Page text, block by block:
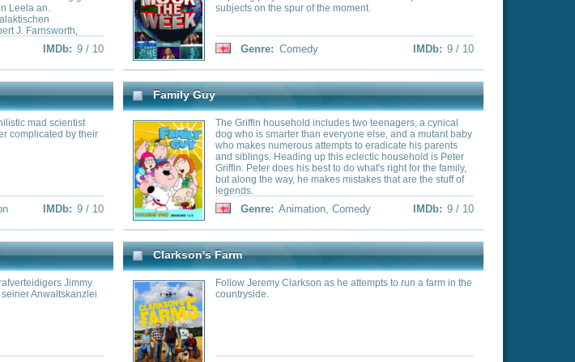
Clarkson's Farm
Follow Jeremy Clarkson as he attempts to run a farm in the
Genre: Comedy,Documentary IMDb:9 / 10
At ISIS, an international spy agency, global crises are
merely opportunities for its highly trained employees to
confuse, undermine, betray and royally screw each other.
At the center of it all is suave master spy Sterling Archer,
also is his boss. He also has to deal with his ex-girlfriend,
Agent Lana Kane and her new boyfriend, ISIS comptroller
Cyril Figgis, as well as Malory's lovesick secretary, Cheryl.
Genre: Action,Animation
Family Guy
Der Griffin-Haushalt auf Rhode Island hat sechs
Familienmitglieder: Angeführt wird die Familie von Peter
und Lois Griffin. Peter strengt sich an, das beste für seine
Familie zu tun. Auf dem Weg dahin stolpert er allerding von
einem Mißgeschick ins nächste. Lois versucht als